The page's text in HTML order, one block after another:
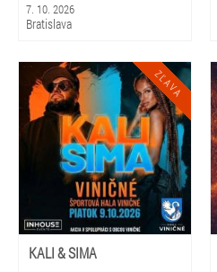
7. 10. 2026
Bratislava
KALI & SIMA